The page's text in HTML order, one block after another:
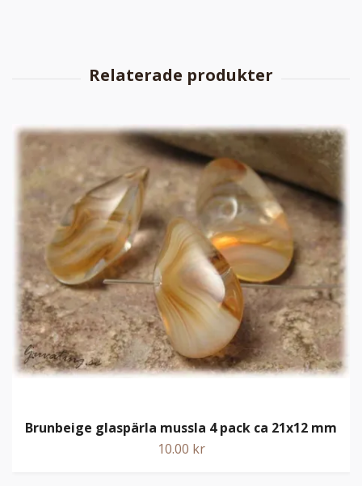
Brunbeige glaspärla mussla 4 pack ca 21x12 mm
10.00 kr